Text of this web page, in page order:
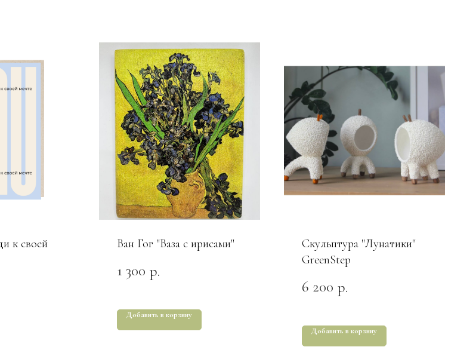
к своей
Ван Гог "Ваза с ирисами"
1 300 р.
Добавить в корзину
Скульптура "Лунатики"
GreenStep
6 200 р.
Добавить в корзину